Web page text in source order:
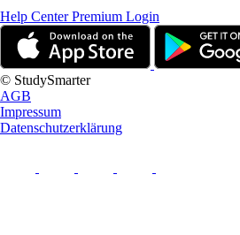
Help CenterPremium Login
© StudySmarter
AGB
Impressum
Datenschutzerklärung